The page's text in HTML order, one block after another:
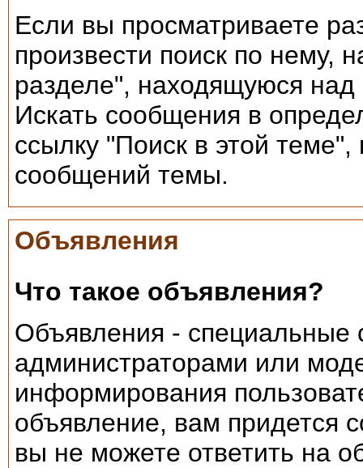
Если вы просматриваете
произвести поиск по нему,
разделе", находящуюся над
Искать сообщения в
ссылку "Поиск в этой
сообщений темы.
Объявления
Что такое объявления?
Объявления -
администраторами или
информирования
объявление, вам придется
вы не можете ответить на